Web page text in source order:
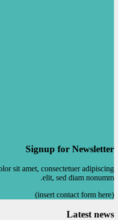
Signup for Newsletter
sit amet, consectetuer adipiscing
elit, sed diam nonumm.
(insert contact form here)
Latest news